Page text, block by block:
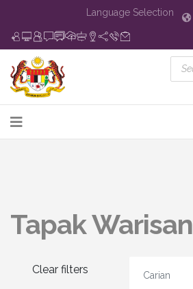
Language Selection
Tapak Warisan
Clear filters